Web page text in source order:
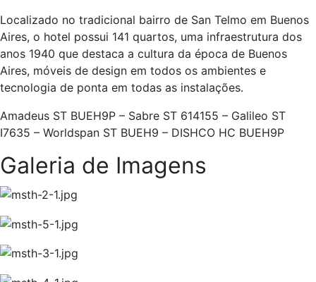
Localizado no tradicional bairro de San Telmo em Buenos
Aires, o hotel possui 141 quartos, uma infraestrutura dos
anos 1940 que destaca a cultura da época de Buenos
Aires, móveis de design em todos os ambientes e
tecnologia de ponta em todas as instalações.
Amadeus ST BUEH9P – Sabre ST 614155 – Galileo ST
I7635 – Worldspan ST BUEH9 – DISHCO HC BUEH9P
Galeria de Imagens